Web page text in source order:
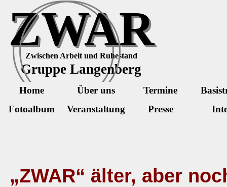
Direkt zum Seiteninhalt
ZWAR
Zwischen Arbeit und Ruhestand
Gruppe Langenberg
Home Über uns Termine
Fotoalbum
Veranstaltung Presse
„ZWAR“ älter, aber